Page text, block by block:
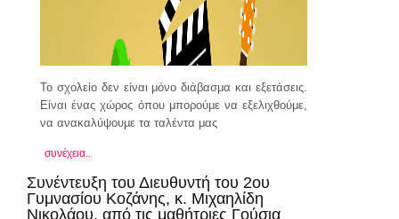
Το σχολείο δεν είναι μόνο διάβασμα και εξετάσεις.
Είναι ένας χώρος όπου μπορούμε να εξελιχθούμε,
να ανακαλύψουμε τα ταλέντα μας
συνέχεια..
Συνέντευξη του Διευθυντή του 2ου
Γυμνασίου Κοζάνης, κ. Μιχαηλίδη
Νικολάου, από τις μαθήτριες Γούσια